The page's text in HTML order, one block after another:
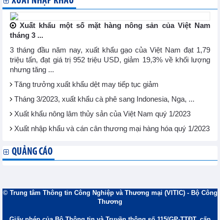
Xuất khẩu một số mặt hàng nông sản của Việt Nam
tháng 3 ...
3 tháng đầu năm nay, xuất khẩu gạo của Việt Nam đạt 1,79
triệu tấn, đạt giá trị 952 triệu USD, giảm 19,3% về khối lượng
nhưng tăng ...
Tăng trưởng xuất khẩu dệt may tiếp tục giảm
Tháng 3/2023, xuất khẩu cà phê sang Indonesia, Nga, ...
Xuất khẩu nông lâm thủy sản của Việt Nam quý 1/2023
Xuất nhập khẩu và cán cân thương mại hàng hóa quý 1/2023
QUẢNG CÁO
© Trung tâm Thông tin Công Nghiệp và Thương mại (VITIC) - Bộ Công
Thương